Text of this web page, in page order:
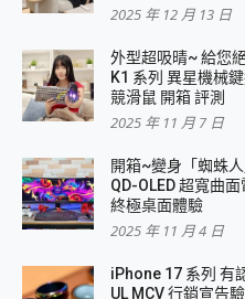
2025 年 12 月 13 日
外型超吸晴~ 給您
K1 系列 異星機械
競滑鼠 開箱 評測
2025 年 11 月 7 日
開箱~變身「蜘蛛
QD-OLED 超寬曲
終極桌面體驗
2025 年 11 月 4 日
iPhone 17 系列 有
UL MCV 行銷宣告